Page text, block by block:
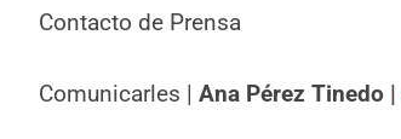
Contacto de Prensa
Comunicarles | Ana Pérez Tinedo |